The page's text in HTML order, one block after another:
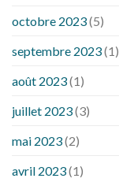
octobre 2023(5)
septembre 2023(1)
août 2023(1)
juillet 2023(3)
mai 2023(2)
avril 2023(1)